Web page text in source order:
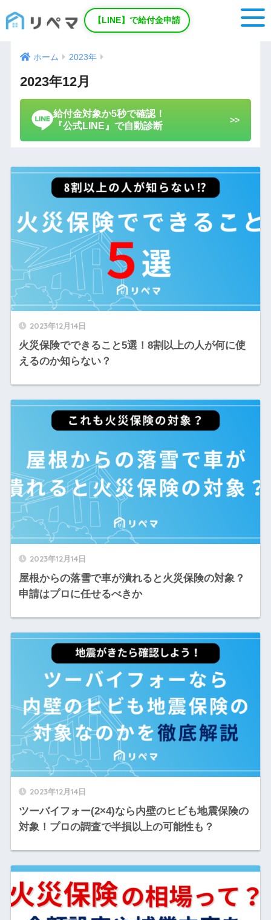
【LINE】で給付金申請
ホーム 2023年
2023年12月
給付金対象か5秒で確認！
『公式LINE』で自動診断
>>
2023年12月14日
火災保険でできること5選！8割以上の人が何に使
えるのか知らない？
2023年12月14日
屋根からの落雪で車が潰れると火災保険の対象？
申請はプロに任せるべきか
2023年12月14日
ツーバイフォー(2×4)なら内壁のヒビも地震保険の
対象！プロの調査で半損以上の可能性も？